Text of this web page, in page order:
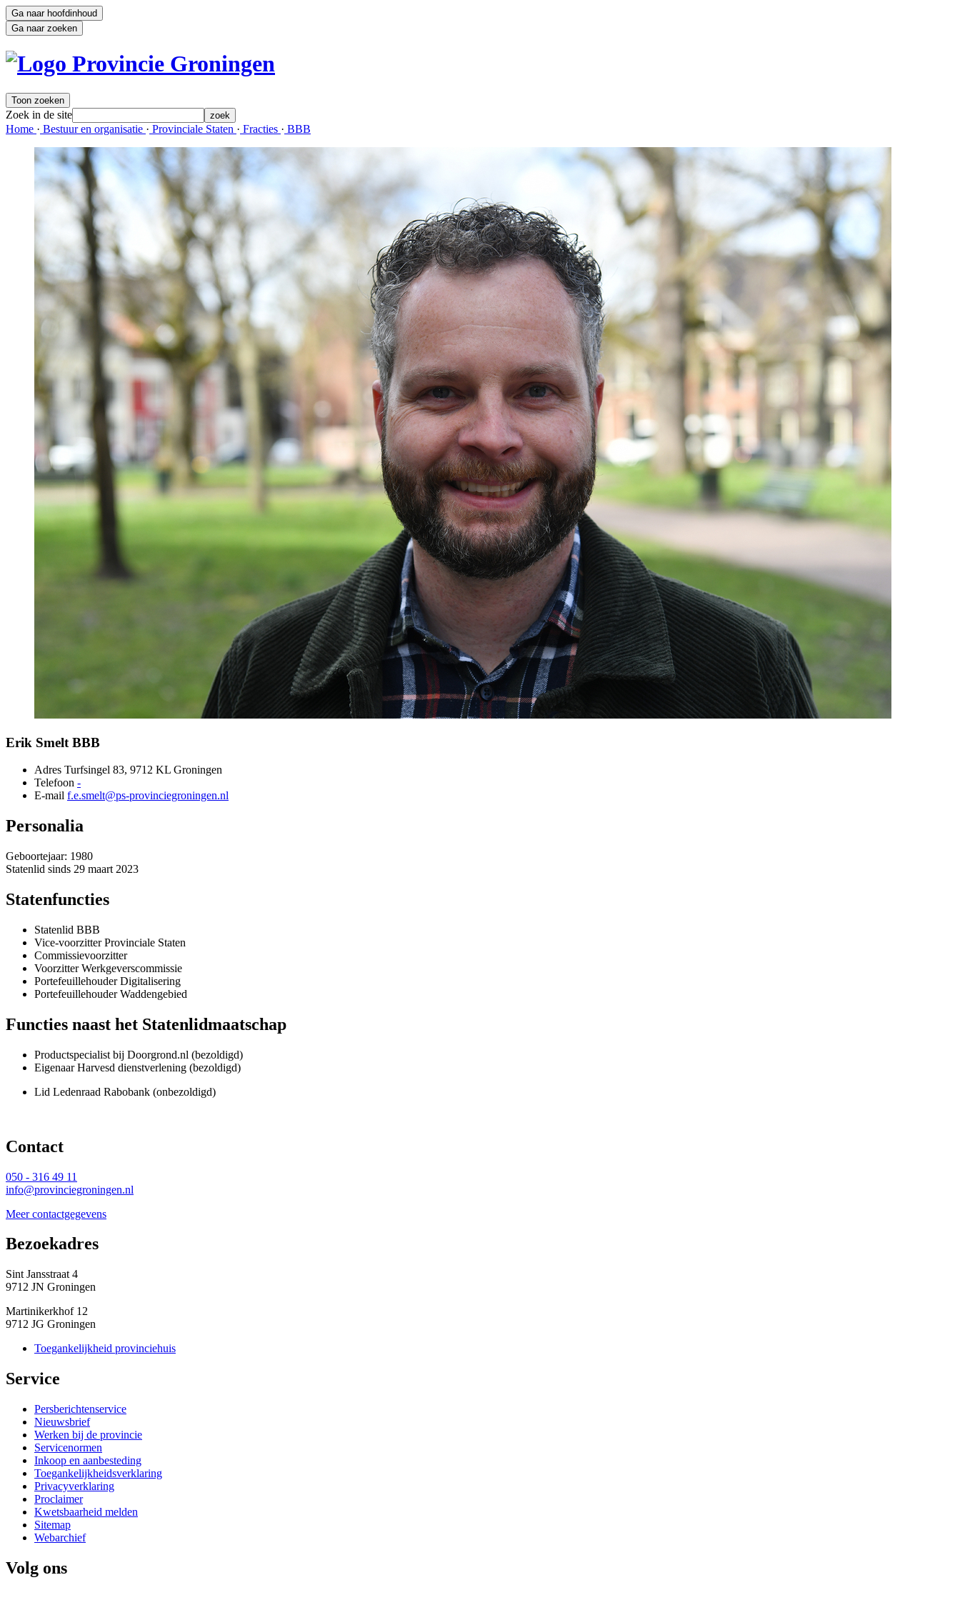
Ga naar hoofdinhoud
Ga naar zoeken
Toon zoeken
Zoek in de site zoek
Home · Bestuur en organisatie · Provinciale Staten · Fracties · BBB
Erik Smelt BBB
Adres Turfsingel 83, 9712 KL Groningen
Telefoon -
E-mail f.e.smelt@ps-provinciegroningen.nl
Personalia
Geboortejaar: 1980
Statenlid sinds 29 maart 2023
Statenfuncties
Statenlid BBB
Vice-voorzitter Provinciale Staten
Commissievoorzitter
Voorzitter Werkgeverscommissie
Portefeuillehouder Digitalisering
Portefeuillehouder Waddengebied
Functies naast het Statenlidmaatschap
Productspecialist bij Doorgrond.nl (bezoldigd)
Eigenaar Harvesd dienstverlening (bezoldigd)
Lid Ledenraad Rabobank (onbezoldigd)
Contact
050 - 316 49 11
info@provinciegroningen.nl
Meer contactgegevens
Bezoekadres
Sint Jansstraat 4
9712 JN Groningen
Martinikerkhof 12
9712 JG Groningen
Toegankelijkheid provinciehuis
Service
Persberichtenservice
Nieuwsbrief
Werken bij de provincie
Servicenormen
Inkoop en aanbesteding
Toegankelijkheidsverklaring
Privacyverklaring
Proclaimer
Kwetsbaarheid melden
Sitemap
Webarchief
Volg ons